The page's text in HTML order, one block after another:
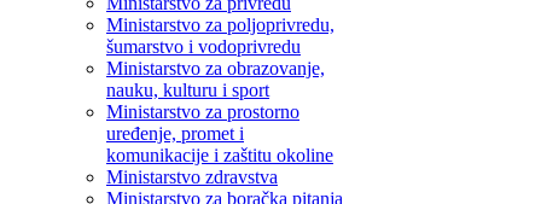
Ministarstvo za poljoprivredu,
šumarstvo i vodoprivredu
Ministarstvo za obrazovanje,
nauku, kulturu i sport
Ministarstvo za prostorno
uređenje, promet i
komunikacije i zaštitu okoline
Ministarstvo zdravstva
Ministarstvo za boračka pitanja